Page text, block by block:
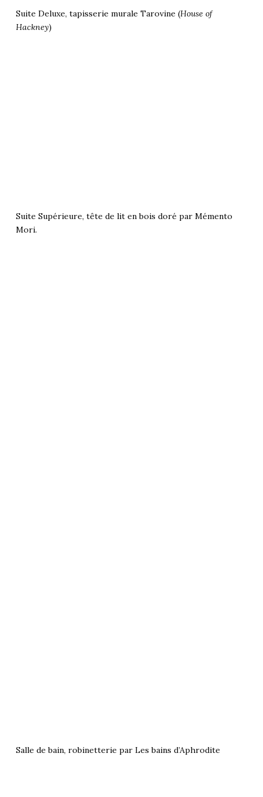
Suite Deluxe, tapisserie murale Tarovine (House of
Hackney)
Suite Supérieure, tête de lit en bois doré par Mémento
Mori.
Salle de bain, robinetterie par Les bains d’Aphrodite